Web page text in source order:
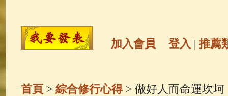
高僧故事 (142) 放生護生 (133)
加入會員 登入 | 推薦
首頁> 綜合修行心得> 做好人而命運坎坷